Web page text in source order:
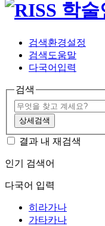
검색환경설정
검색도움말
다국어입력
검색
상세검색
결과 내 재검색
인기 검색어
다국어 입력
히라가나
가타카나